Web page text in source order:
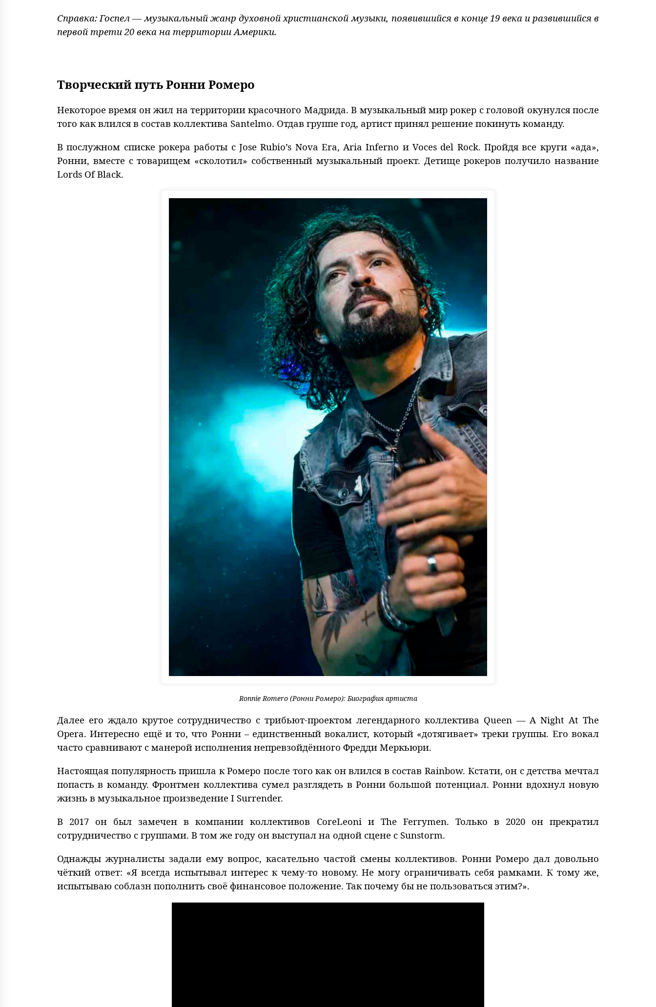
Справка: Госпел — музыкальный жанр духовной христианской музыки, появившийся в конце 19 века и развившийся в
первой трети 20 века на территории Америки.
Творческий путь Ронни Ромеро
Некоторое время он жил на территории красочного Мадрида. В музыкальный мир рокер с головой окунулся после
того как влился в состав коллектива Santelmo. Отдав группе год, артист принял решение покинуть команду.
В послужном списке рокера работы с Jose Rubio’s Nova Era, Aria Inferno и Voces del Rock. Пройдя все круги «ада»,
Ронни, вместе с товарищем «сколотил» собственный музыкальный проект. Детище рокеров получило название
Lords Of Black.
Ronnie Romero (Ронни Ромеро): Биография артиста
Далее его ждало крутое сотрудничество с трибьют-проектом легендарного коллектива Queen — A Night At The
Opera. Интересно ещё и то, что Ронни – единственный вокалист, который «дотягивает» треки группы. Его вокал
часто сравнивают с манерой исполнения непревзойдённого Фредди Меркьюри.
Настоящая популярность пришла к Ромеро после того как он влился в состав Rainbow. Кстати, он с детства мечтал
попасть в команду. Фронтмен коллектива сумел разглядеть в Ронни большой потенциал. Ронни вдохнул новую
жизнь в музыкальное произведение I Surrender.
В 2017 он был замечен в компании коллективов CoreLeoni и The Ferrymen. Только в 2020 он прекратил
сотрудничество с группами. В том же году он выступал на одной сцене с Sunstorm.
Однажды журналисты задали ему вопрос, касательно частой смены коллективов. Ронни Ромеро дал довольно
чёткий ответ: «Я всегда испытывал интерес к чему-то новому. Не могу ограничивать себя рамками. К тому же,
испытываю соблазн пополнить своё финансовое положение. Так почему бы не пользоваться этим?».